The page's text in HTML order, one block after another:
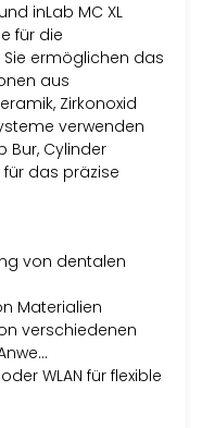
inLab MC XL
für die
ermöglichen das
aus
Zirkonoxid
verwenden
Bur, Cylinder
für das präzise
von dentalen
Materialien
verschiedenen
WLAN für flexible